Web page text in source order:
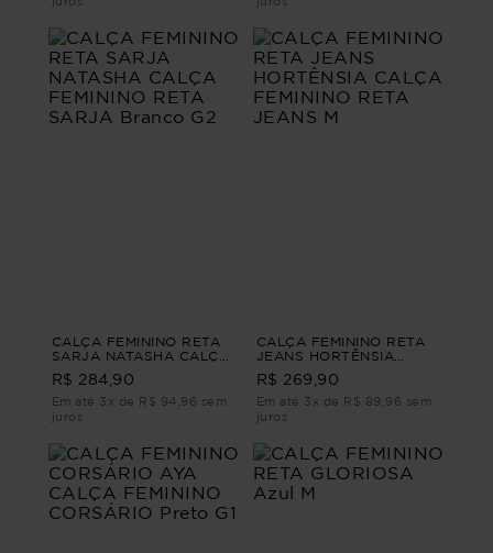
CALÇA FEMININO RETA
SARJA NATASHA CALÇA
FEMININO RETA SARJA
Branco G2
R$ 284,90
Em até 3x de R$ 94,96 sem
juros
CALÇA FEMININO RETA
JEANS HORTÊNSIA
CALÇA FEMININO RETA
JEANS M
R$ 269,90
Em até 3x de R$ 89,96 sem
juros